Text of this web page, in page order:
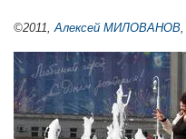
©2011, Алексей МИЛОВАНОВ